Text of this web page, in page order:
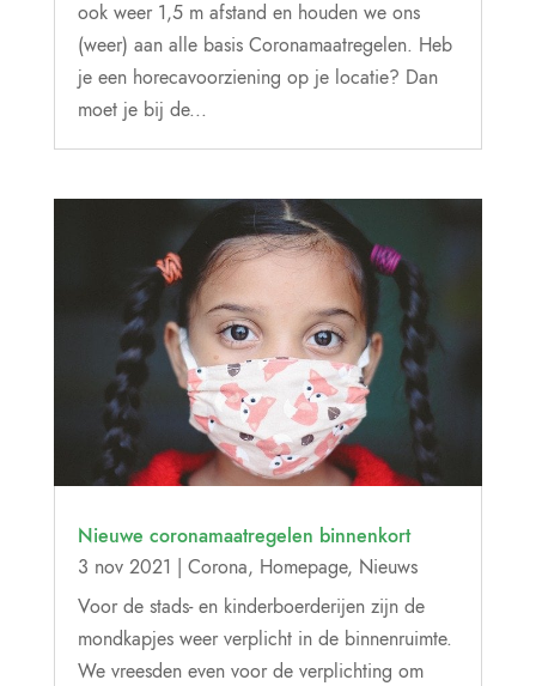
ook weer 1,5 m afstand en houden we ons
(weer) aan alle basis Coronamaatregelen. Heb
je een horecavoorziening op je locatie? Dan
moet je bij de...
Nieuwe coronamaatregelen binnenkort
3 nov 2021 | Corona, Homepage, Nieuws
Voor de stads- en kinderboerderijen zijn de
mondkapjes weer verplicht in de binnenruimte.
We vreesden even voor de verplichting om